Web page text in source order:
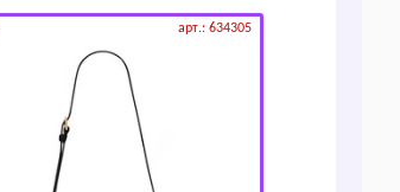
арт.: 634305